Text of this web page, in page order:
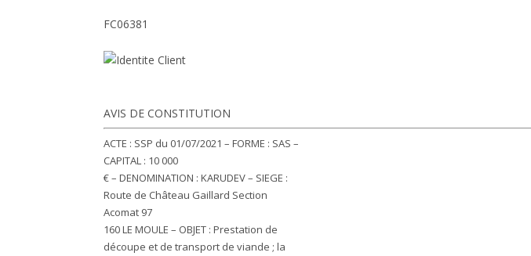
FC06381
AVIS DE CONSTITUTION
ACTE : SSP du 01/07/2021 – FORME : SAS –
CAPITAL : 10 000
€ – DENOMINATION : KARUDEV – SIEGE :
Route de Château Gaillard Section
Acomat 97
160 LE MOULE – OBJET : Prestation de
découpe et de transport de viande ; la